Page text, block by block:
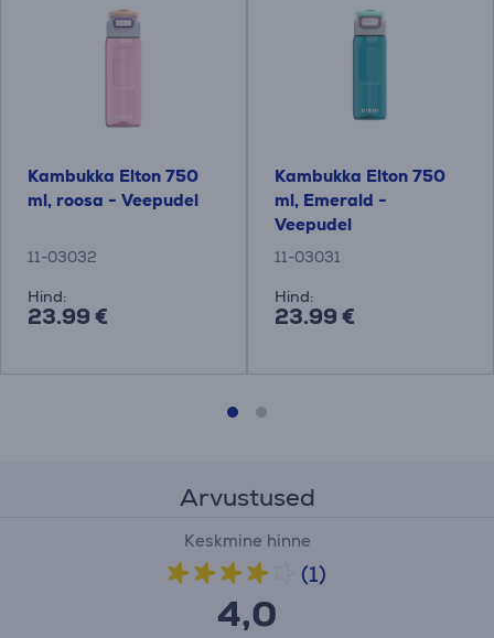
Kambukka Elton 750
ml, roosa - Veepudel
11-03032
Hind:
23.99 €
Kambukka Elton 750
ml, Emerald -
Veepudel
11-03031
Hind:
23.99 €
Arvustused
Keskmine hinne
(1)
4,0